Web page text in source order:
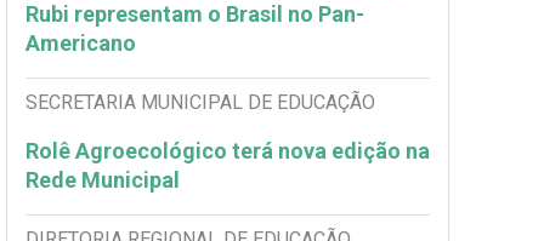
Rubi representam o Brasil no Pan-
Americano
SECRETARIA MUNICIPAL DE EDUCAÇÃO
Rolê Agroecológico terá nova edição na
Rede Municipal